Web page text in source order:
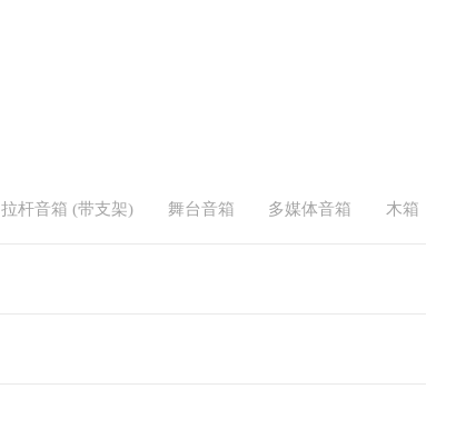
拉杆音箱 (带支架) 舞台音箱 多媒体音箱 木箱